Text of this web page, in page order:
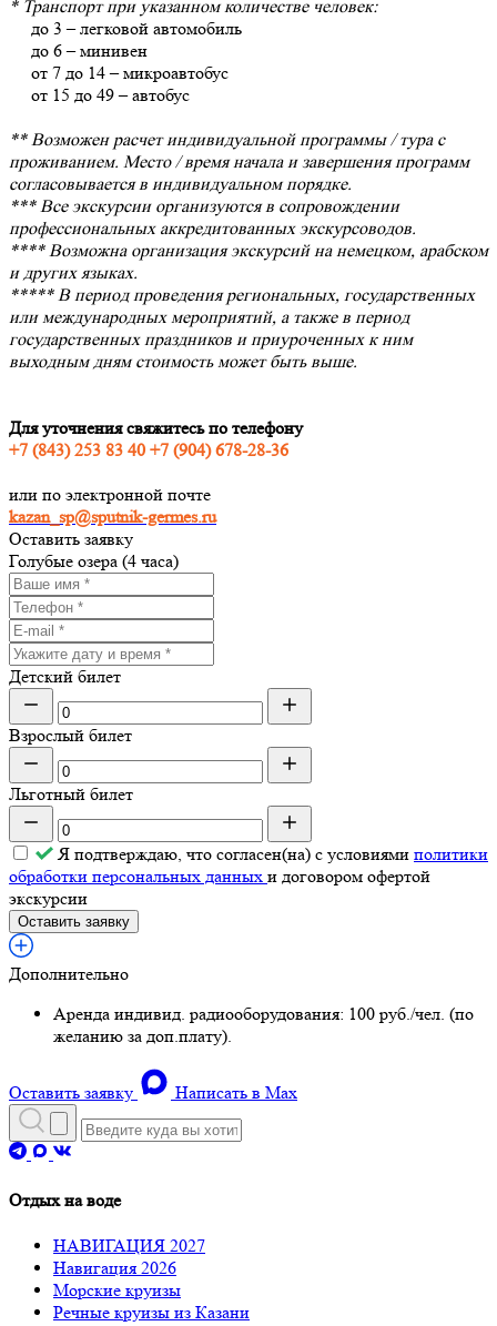
* Транспорт при указанном количестве человек:
до 3 – легковой автомобиль
до 6 – минивен
от 7 до 14 – микроавтобус
от 15 до 49 – автобус
** Возможен расчет индивидуальной программы / тура с
проживанием. Место / время начала и завершения программ
согласовывается в индивидуальном порядке.
*** Все экскурсии организуются в сопровождении
профессиональных аккредитованных экскурсоводов.
**** Возможна организация экскурсий на немецком, арабском
и других языках.
***** В период проведения региональных, государственных
или международных мероприятий, а также в период
государственных праздников и приуроченных к ним
выходным дням стоимость может быть выше.
Для уточнения свяжитесь по телефону
+7 (843) 253 83 40 +7 (904) 678-28-36
или по электронной почте
kazan_sp@sputnik-germes.ru
Оставить заявку
Голубые озера (4 часа)
Детский билет
Взрослый билет
Льготный билет
Я подтверждаю, что согласен(на) с условиями политики
обработки персональных данных и договором офертой
экскурсии
Оставить заявку
Дополнительно
Аренда индивид. радиооборудования: 100 руб./чел. (по
желанию за доп.плату).
Оставить заявку Написать в Max
Отдых на воде
НАВИГАЦИЯ 2027
Навигация 2026
Морские круизы
Речные круизы из Казани